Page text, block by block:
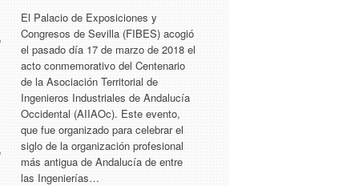
El Palacio de Exposiciones y
Congresos de Sevilla (FIBES) acogió
el pasado día 17 de marzo de 2018 el
acto conmemorativo del Centenario
de la Asociación Territorial de
Ingenieros Industriales de Andalucía
Occidental (AIIAOc). Este evento,
que fue organizado para celebrar el
siglo de la organización profesional
más antigua de Andalucía de entre
las Ingenierías…